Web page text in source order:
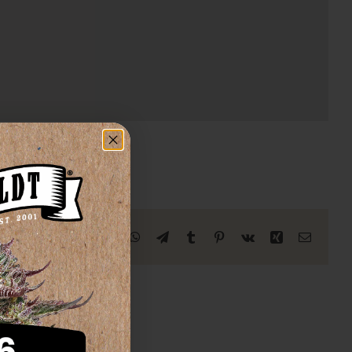
Facebook
X RedditLinkedInWhatsAppTélégramme
Tumblr Pinterest
Vk Xing Courriel